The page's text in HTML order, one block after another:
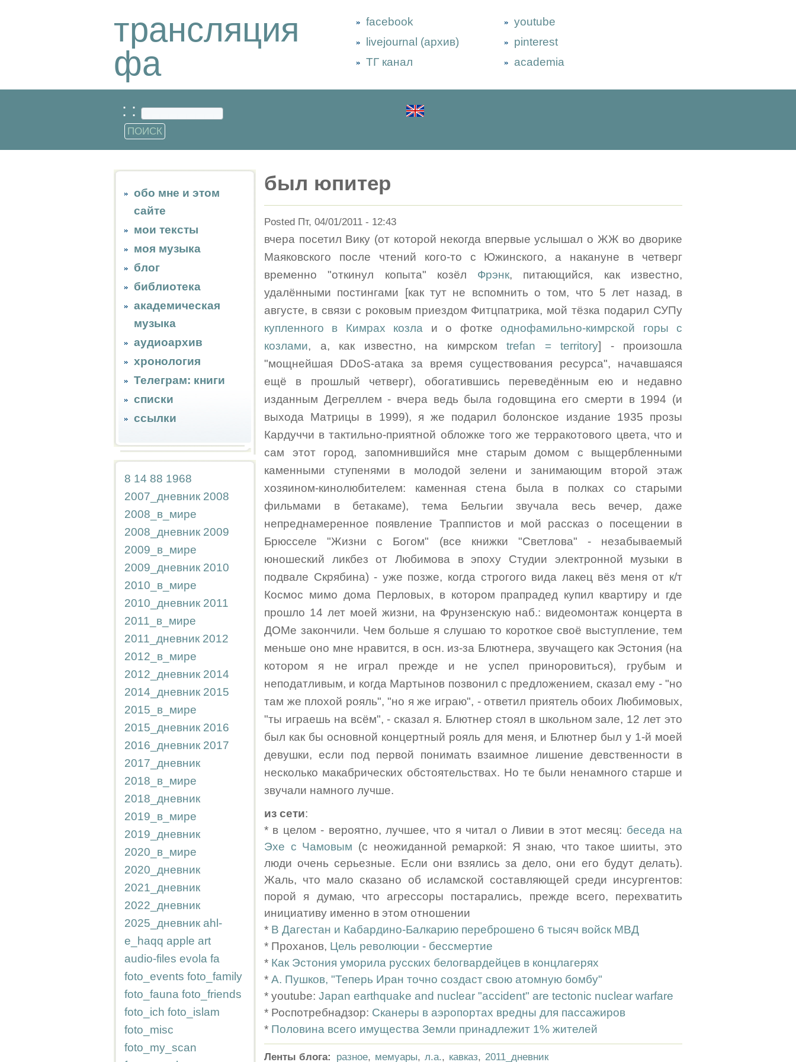
трансляция
фа
facebook
livejournal (архив)
ТГ канал
youtube
pinterest
academia
: :
обо мне и этом
сайте
мои тексты
моя музыка
блог
библиотека
академическая
музыка
аудиоархив
хронология
Телеграм: книги
списки
ссылки
8 14 88 1968
2007_дневник 2008
2008_в_мире
2008_дневник 2009
2009_в_мире
2009_дневник 2010
2010_в_мире
2010_дневник 2011
2011_в_мире
2011_дневник 2012
2012_в_мире
2012_дневник 2014
2014_дневник 2015
2015_в_мире
2015_дневник 2016
2016_дневник 2017
2017_дневник
2018_в_мире
2018_дневник
2019_в_мире
2019_дневник
2020_в_мире
2020_дневник
2021_дневник
2022_дневник
2025_дневник ahl-
e_haqq apple art
audio-files evola fa
foto_events foto_family
foto_fauna foto_friends
foto_ich foto_islam
foto_misc
foto_my_scan
был юпитер
Posted Пт, 04/01/2011 - 12:43
вчера посетил Вику (от которой некогда впервые услышал о ЖЖ во дворике
Маяковского после чтений кого-то с Южинского, а накануне в четверг
временно "откинул копыта" козёл Фрэнк, питающийся, как известно,
удалёнными постингами [как тут не вспомнить о том, что 5 лет назад, в
августе, в связи c роковым приездом Фитцпатрика, мой тёзка подарил СУПу
купленного в Кимрах козла и о фоткеоднофамильно-кимрской горы с
козлами, а, как известно, на кимрском trefan = territory] - произошла
"мощнейшая DDoS-атака за время существования ресурса", начавшаяся
ещё в прошлый четверг), обогатившись переведённым ею и недавно
изданным Дегреллем - вчера ведь была годовщина его смерти в 1994 (и
выхода Матрицы в 1999), я же подарил болонское издание 1935 прозы
Кардуччи в тактильно-приятной обложке того же терракотового цвета, что и
сам этот город, запомнившийся мне старым домом с выщербленными
каменными ступенями в молодой зелени и занимающим второй этаж
хозяином-кинолюбителем: каменная стена была в полках со старыми
фильмами в бетакаме), тема Бельгии звучала весь вечер, даже
непреднамеренное появление Траппистов и мой рассказ о посещении в
Брюсселе "Жизни с Богом" (все книжки "Светлова" - незабываемый
юношеский ликбез от Любимова в эпоху Студии электронной музыки в
подвале Скрябина) - уже позже, когда строгого вида лакец вёз меня от к/т
Космос мимо дома Перловых, в котором прапрадед купил квартиру и где
прошло 14 лет моей жизни, на Фрунзенскую наб.: видеомонтаж концерта в
ДОМе закончили. Чем больше я слушаю то короткое своё выступление, тем
меньше оно мне нравится, в осн. из-за Блютнера, звучащего как Эстония (на
котором я не играл прежде и не успел приноровиться), грубым и
неподатливым, и когда Мартынов позвонил с предложением, сказал ему - "но
там же плохой рояль", "но я же играю", - ответил приятель обоих Любимовых,
"ты играешь на всём", - сказал я. Блютнер стоял в школьном зале, 12 лет это
был как бы основной концертный рояль для меня, и Блютнер был у 1-й моей
девушки, если под первой понимать взаимное лишение девственности в
несколько макабрических обстоятельствах. Но те были ненамного старше и
звучали намного лучше.
из сети:
* в целом - вероятно, лучшее, что я читал о Ливии в этот месяц: беседа на
Эхе с Чамовым (с неожиданной ремаркой: Я знаю, что такое шииты, это
люди очень серьезные. Если они взялись за дело, они его будут делать).
Жаль, что мало сказано об исламской составляющей среди инсургентов:
порой я думаю, что агрессоры постарались, прежде всего, перехватить
инициативу именно в этом отношении
* В Дагестан и Кабардино-Балкарию переброшено 6 тысяч войск МВД
* Проханов, Цель революции - бессмертие
* Как Эстония уморила русских белогвардейцев в концлагерях
* А. Пушков, "Теперь Иран точно создаст свою атомную бомбу"
* youtube: Japan earthquake and nuclear "accident" are tectonic nuclear warfare
* Роспотребнадзор: Сканеры в аэропортах вредны для пассажиров
* Половина всего имущества Земли принадлежит 1% жителей
Ленты блога: разное, мемуары, л.а., кавказ, 2011_дневник